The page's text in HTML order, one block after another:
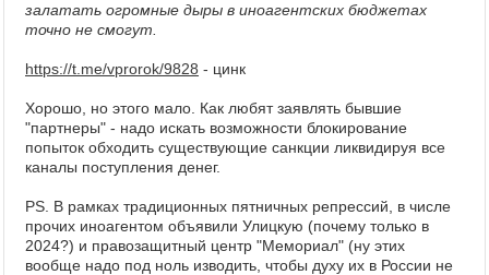
залатать огромные дыры в иноагентских бюджетах
точно не смогут.
https://t.me/vprorok/9828 - цинк
Хорошо, но этого мало. Как любят заявлять бывшие
"партнеры" - надо искать возможности блокирование
попыток обходить существующие санкции ликвидируя все
каналы поступления денег.
PS. В рамках традиционных пятничных репрессий, в числе
прочих иноагентом объявили Улицкую (почему только в
2024?) и правозащитный центр "Мемориал" (ну этих
вообще надо под ноль изводить, чтобы духу их в России не